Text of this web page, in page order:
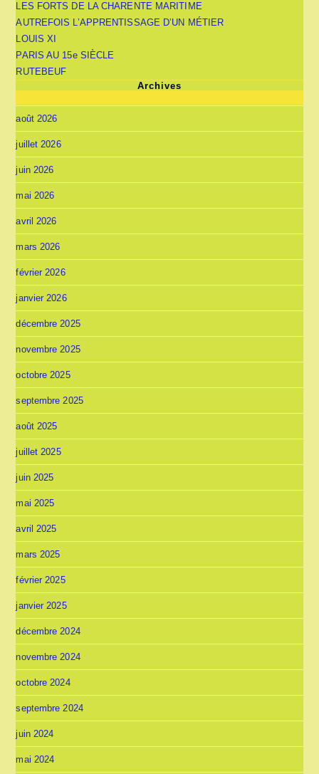
LES FORTS DE LA CHARENTE MARITIME
AUTREFOIS L’APPRENTISSAGE D’UN MÉTIER
LOUIS XI
PARIS AU 15e SIÈCLE
RUTEBEUF
Archives
août 2026
juillet 2026
juin 2026
mai 2026
avril 2026
mars 2026
février 2026
janvier 2026
décembre 2025
novembre 2025
octobre 2025
septembre 2025
août 2025
juillet 2025
juin 2025
mai 2025
avril 2025
mars 2025
février 2025
janvier 2025
décembre 2024
novembre 2024
octobre 2024
septembre 2024
juin 2024
mai 2024